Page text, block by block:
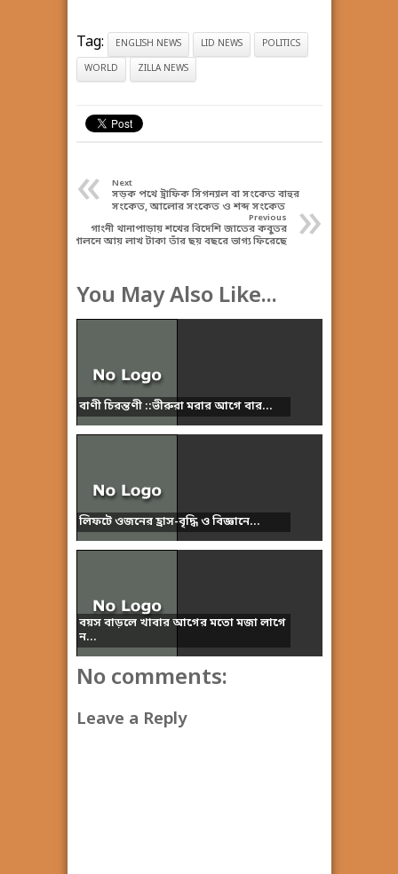
Tag: ENGLISH NEWS LID NEWS POLITICS
WORLD ZILLA NEWS
« Next
সড়ক পথে ট্রাফিক সিগন্যাল বা সংকেত বাহুর
সংকেত, আলোর সংকেত ও শব্দ সংকেত
»
Previous
গাংনী থানাপাড়ায় শখের বিদেশি জাতের কবুতর
পালনে আয় লাখ টাকা তাঁর ছয় বছরে ভাগ্য ফিরেছে
You May Also Like...
বাণী চিরন্তণী ::ভীরুরা মরার আগে বার...
লিফটে ওজনের হ্রাস-বৃদ্ধি ও বিজ্ঞানে...
বয়স বাড়লে খাবার আগের মতো মজা লাগে
ন...
No comments:
Leave a Reply